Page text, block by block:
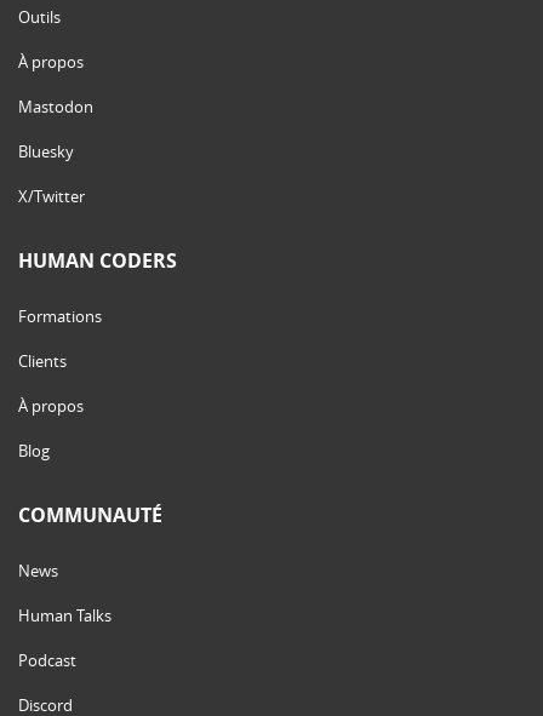
Outils
À propos
Mastodon
Bluesky
X/Twitter
HUMAN CODERS
Formations
Clients
À propos
Blog
COMMUNAUTÉ
News
Human Talks
Podcast
Discord